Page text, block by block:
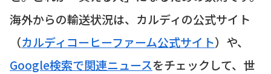
海外からの輸送状況は、カルディの公式サイト
（カルディコーヒーファーム公式サイト）や、
Google検索で関連ニュースをチェックして、世